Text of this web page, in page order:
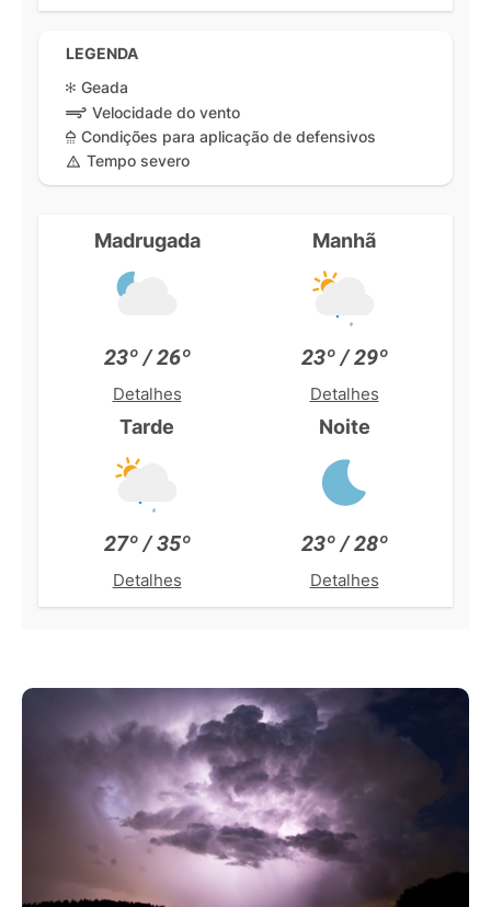
LEGENDA
Geada
Velocidade do vento
Condições para aplicação de defensivos
Tempo severo
Madrugada
23º / 26º
Detalhes
Manhã
23º / 29º
Detalhes
Tarde
27º / 35º
Detalhes
Noite
23º / 28º
Detalhes